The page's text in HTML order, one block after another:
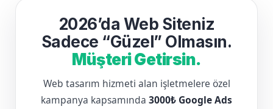
2026’da Web Siteniz
Sadece “Güzel” Olmasın.
Müşteri Getirsin.
Web tasarım hizmeti alan işletmelere özel
kampanya kapsamında 3000₺ Google Ads